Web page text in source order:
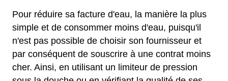
Pour réduire sa facture d'eau, la manière la plus
simple et de consommer moins d'eau, puisqu'il
n'est pas possible de choisir son fournisseur et
par conséquent de souscrire à une contrat moins
cher. Ainsi, en utilisant un limiteur de pression